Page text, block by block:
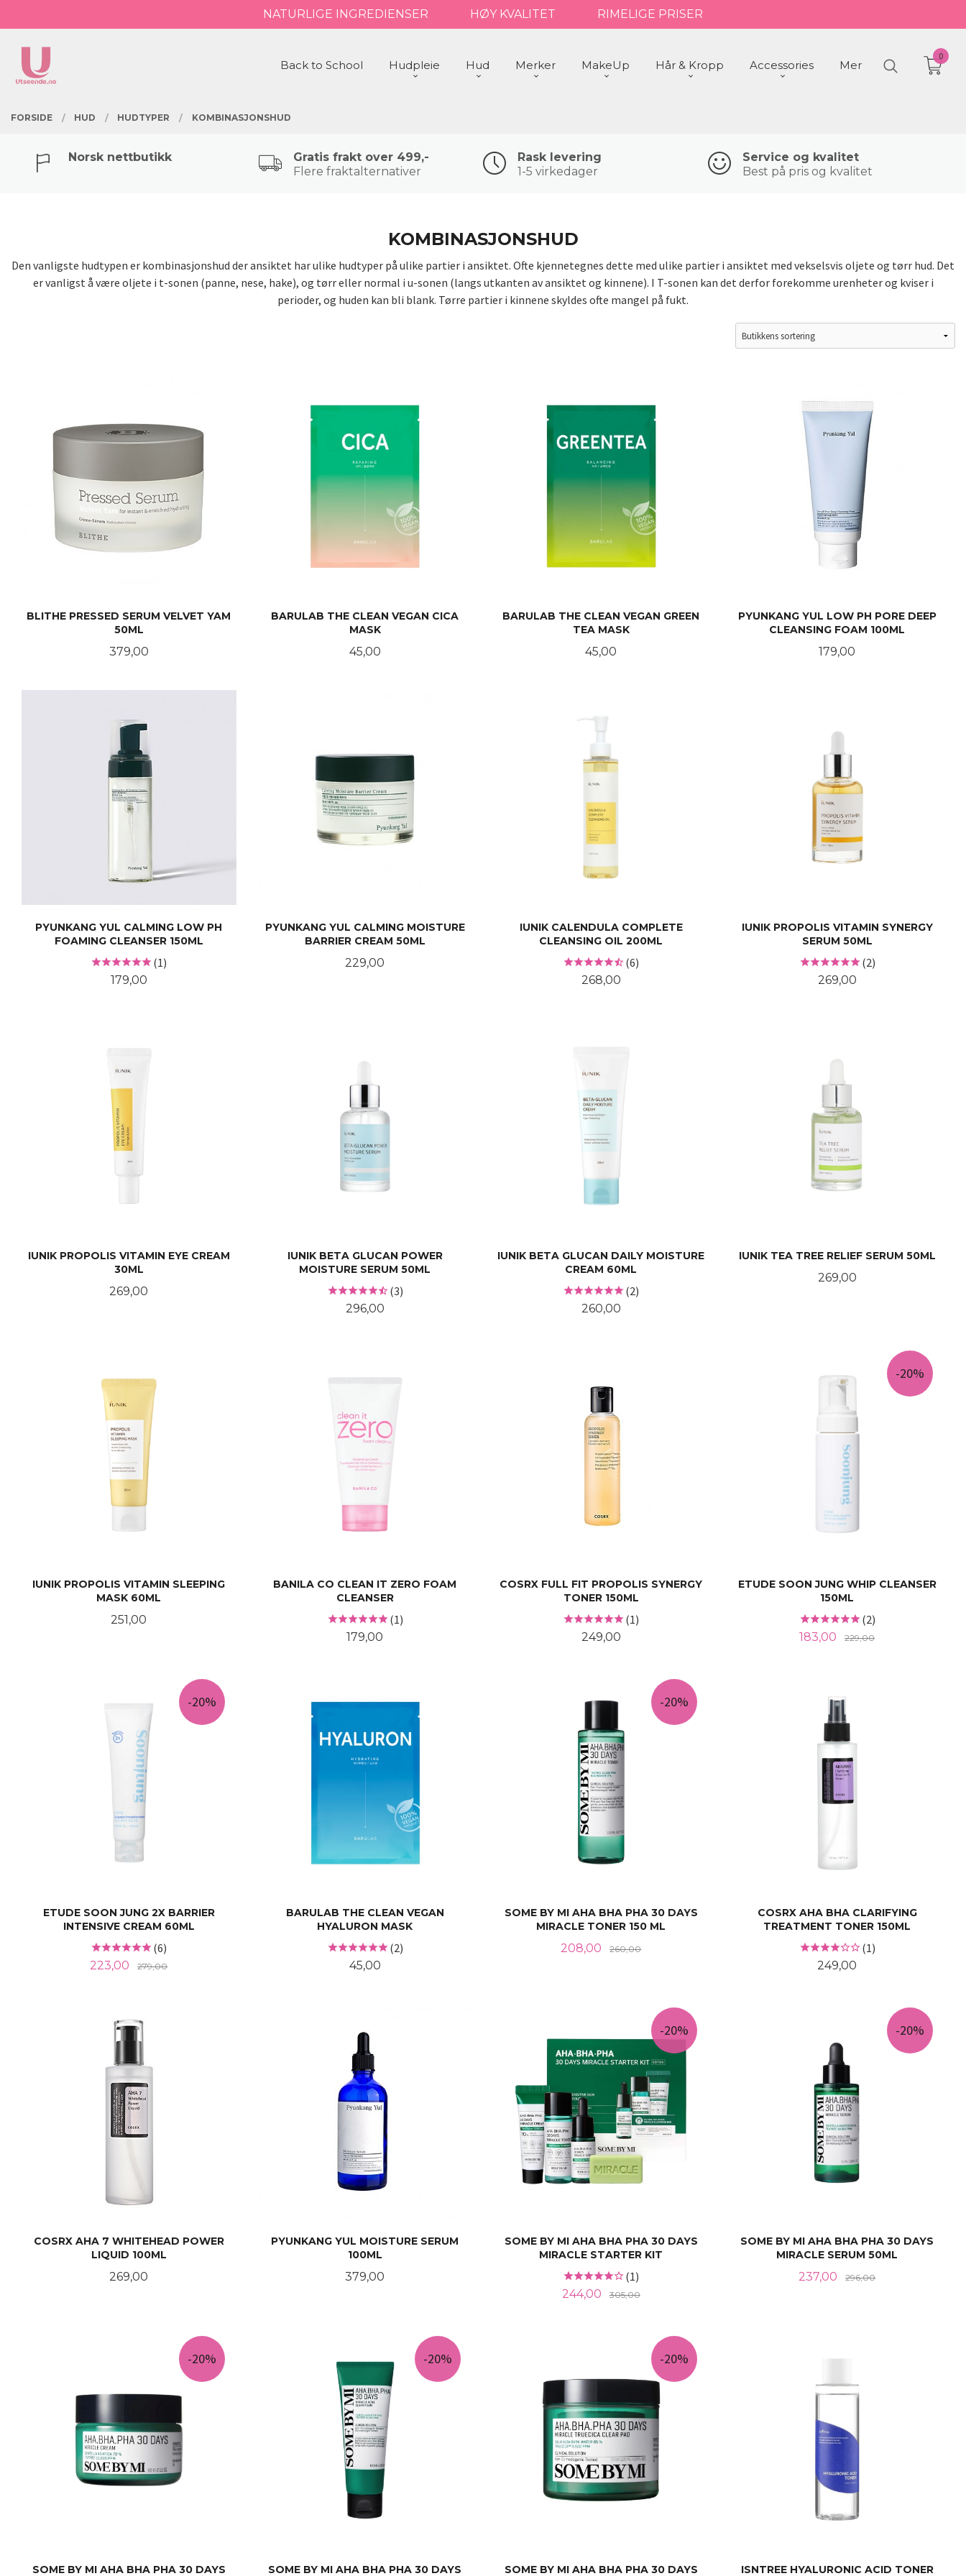
til
NATURLIGE INGREDIENSER HØY KVALITET RIMELIGE PRISER
PRODUKTER
Back to School Hudpleie Hud Merker MakeUp Hår & Kropp Accessories Mer
0
FORSIDE HUD HUDTYPER KOMBINASJONSHUD
Norsk nettbutikk
Gratis frakt over 499,-
Flere fraktalternativer
Rask levering
1-5 virkedager
Service og kvalitet
Best på pris og kvalitet
KOMBINASJONSHUD
Den vanligste hudtypen er kombinasjonshud der ansiktet har ulike hudtyper på ulike partier i ansiktet. Ofte kjennetegnes dette med ulike partier i ansiktet med vekselsvis oljete og tørr hud. Det
er vanligst å være oljete i t-sonen (panne, nese, hake), og tørr eller normal i u-sonen (langs utkanten av ansiktet og kinnene). I T-sonen kan det derfor forekomme urenheter og kviser i
perioder, og huden kan bli blank. Tørre partier i kinnene skyldes ofte mangel på fukt.
BLITHE PRESSED SERUM VELVET YAM
50ML
Pris
379,00
KJØP
BARULAB THE CLEAN VEGAN CICA
MASK
Pris
45,00
BARULAB THE CLEAN VEGAN GREEN
TEA MASK
Pris
45,00
PYUNKANG YUL LOW PH PORE DEEP
CLEANSING FOAM 100ML
Pris
179,00
PYUNKANG YUL CALMING LOW PH
FOAMING CLEANSER 150ML
(1)
Pris
179,00
PYUNKANG YUL CALMING MOISTURE
BARRIER CREAM 50ML
Pris
229,00
IUNIK CALENDULA COMPLETE
CLEANSING OIL 200ML
(6)
Pris
268,00
IUNIK PROPOLIS VITAMIN SYNERGY
SERUM 50ML
(2)
Pris
269,00
IUNIK PROPOLIS VITAMIN EYE CREAM
30ML
Pris
269,00
IUNIK BETA GLUCAN POWER
MOISTURE SERUM 50ML
(3)
Pris
296,00
IUNIK BETA GLUCAN DAILY MOISTURE
CREAM 60ML
(2)
Pris
260,00
IUNIK TEA TREE RELIEF SERUM 50ML
Pris
269,00
IUNIK PROPOLIS VITAMIN SLEEPING
MASK 60ML
Pris
251,00
BANILA CO CLEAN IT ZERO FOAM
CLEANSER
(1)
Pris
179,00
COSRX FULL FIT PROPOLIS SYNERGY
TONER 150ML
(1)
Pris
249,00
ETUDE SOON JUNG WHIP CLEANSER
150ML
(2)
Tilbud
183,00 229,00Rabatt
-20%
ETUDE SOON JUNG 2X BARRIER
INTENSIVE CREAM 60ML
(6)
Tilbud
223,00 279,00Rabatt
-20%
BARULAB THE CLEAN VEGAN
HYALURON MASK
(2)
Pris
45,00
SOME BY MI AHA BHA PHA 30 DAYS
MIRACLE TONER 150 ML
Tilbud
208,00 260,00Rabatt
-20%
COSRX AHA BHA CLARIFYING
TREATMENT TONER 150ML
(1)
Pris
249,00
COSRX AHA 7 WHITEHEAD POWER
LIQUID 100ML
Pris
269,00
PYUNKANG YUL MOISTURE SERUM
100ML
Pris
379,00
SOME BY MI AHA BHA PHA 30 DAYS
MIRACLE STARTER KIT
(1)
Tilbud
244,00 305,00Rabatt
-20%
SOME BY MI AHA BHA PHA 30 DAYS
MIRACLE SERUM 50ML
Tilbud
237,00 296,00Rabatt
-20%
SOME BY MI AHA BHA PHA 30 DAYS
-20%
SOME BY MI AHA BHA PHA 30 DAYS
-20%
SOME BY MI AHA BHA PHA 30 DAYS
-20%
ISNTREE HYALURONIC ACID TONER